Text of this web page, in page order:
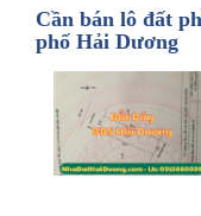
Cần bán lô đất
phố Hải Dương